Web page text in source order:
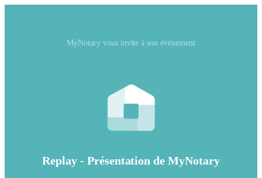
MyNotary vous invite à son événement
Replay - Présentation de MyNotary